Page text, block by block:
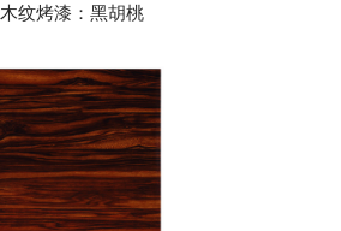
木纹烤漆：黑胡桃